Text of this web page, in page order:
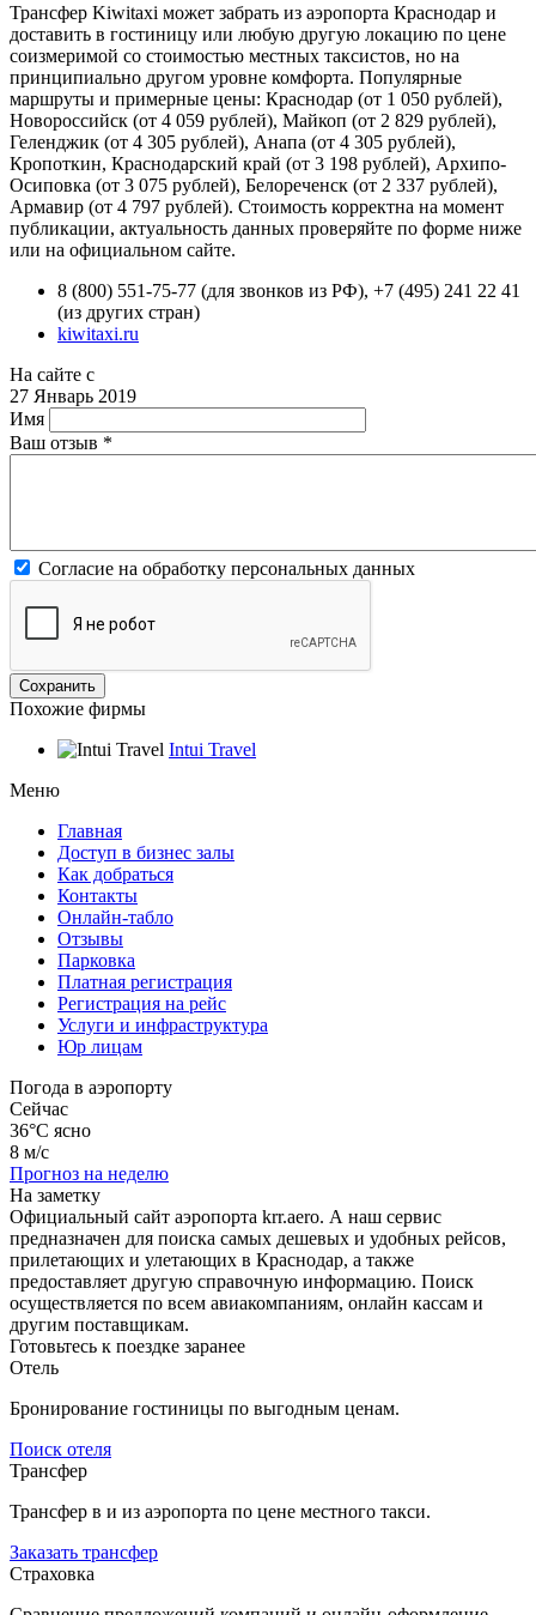
Трансфер Kiwitaxi может забрать из аэропорта Краснодар и
доставить в гостиницу или любую другую локацию по цене
соизмеримой со стоимостью местных таксистов, но на
принципиально другом уровне комфорта. Популярные
маршруты и примерные цены: Краснодар (от 1 050 рублей),
Новороссийск (от 4 059 рублей), Майкоп (от 2 829 рублей),
Геленджик (от 4 305 рублей), Анапа (от 4 305 рублей),
Кропоткин, Краснодарский край (от 3 198 рублей), Архипо-
Осиповка (от 3 075 рублей), Белореченск (от 2 337 рублей),
Армавир (от 4 797 рублей). Стоимость корректна на момент
публикации, актуальность данных проверяйте по форме ниже
или на официальном сайте.
8 (800) 551-75-77 (для звонков из РФ), +7 (495) 241 22 41
(из других стран)
kiwitaxi.ru
На сайте с
27 Январь 2019
Имя
Ваш отзыв *
Согласие на обработку персональных данных
Похожие фирмы
Intui Travel
Меню
Главная
Доступ в бизнес залы
Как добраться
Контакты
Онлайн-табло
Отзывы
Парковка
Платная регистрация
Регистрация на рейс
Услуги и инфраструктура
Юр лицам
Погода в аэропорту
Сейчас
36°C ясно
8 м/с
Прогноз на неделю
На заметку
Официальный сайт аэропорта krr.aero. А наш сервис
предназначен для поиска самых дешевых и удобных рейсов,
прилетающих и улетающих в Краснодар, а также
предоставляет другую справочную информацию. Поиск
осуществляется по всем авиакомпаниям, онлайн кассам и
другим поставщикам.
Готовьтесь к поездке заранее
Отель
Бронирование гостиницы по выгодным ценам.
Поиск отеля
Трансфер
Трансфер в и из аэропорта по цене местного такси.
Заказать трансфер
Страховка